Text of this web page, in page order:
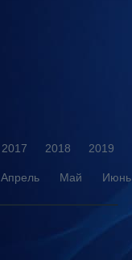
2017 2018 2019
Апрель Май Июнь